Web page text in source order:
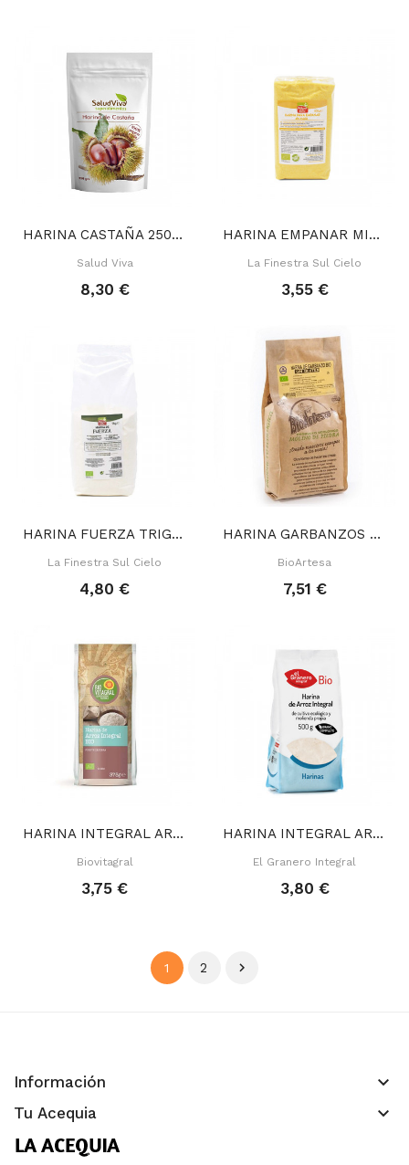
HARINA CASTAÑA 250 GR
Salud Viva
8,30 €
HARINA EMPANAR MILLO 500 GR
La Finestra Sul Cielo
3,55 €
HARINA FUERZA TRIGO 1 KG
La Finestra Sul Cielo
4,80 €
HARINA GARBANZOS SIN GLUTEN 1 KG
BioArtesa
7,51 €
HARINA INTEGRAL ARROZ 375 GR
Biovitagral
3,75 €
HARINA INTEGRAL ARROZ 500 GR
El Granero Integral
3,80 €
1 2 
Información keyboard_arrow_down
Tu Acequia keyboard_arrow_down